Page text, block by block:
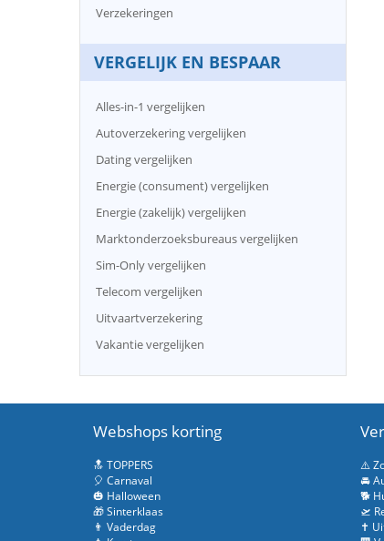
Verzekeringen
VERGELIJK EN BESPAAR
Alles-in-1 vergelijken
Autoverzekering vergelijken
Dating vergelijken
Energie (consument) vergelijken
Energie (zakelijk) vergelijken
Marktonderzoeksbureaus vergelijken
Sim-Only vergelijken
Telecom vergelijken
Uitvaartverzekering
Vakantie vergelijken
Webshops korting
🔝 TOPPERS
🎈 Carnaval
🎃 Halloween
🎁 Sinterklaas
👨 Vaderdag
⚠️
🚘
🐕
🛫
✝️